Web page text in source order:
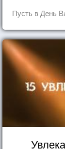
Пусть в День